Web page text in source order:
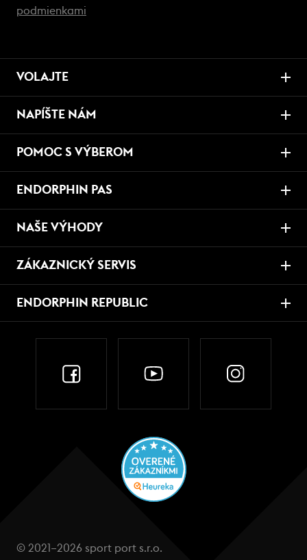
podmienkami
VOLAJTE
NAPÍŠTE NÁM
POMOC S VÝBEROM
ENDORPHIN PAS
NAŠE VÝHODY
ZÁKAZNICKÝ SERVIS
ENDORPHIN REPUBLIC
© 2021–2026 sport port s.r.o.